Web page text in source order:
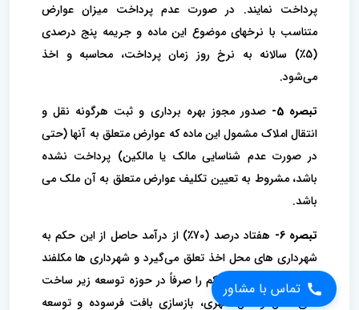
تماس با مشاور
پرداخت نمایند. در صورت عدم پرداخت میزان عوارض
متناسب با نرخهای موضوع این ماده و جریمه پنج درصدی
(5٪) سالانه به نرخ روز زمان پرداخت، محاسبه و اخذ
می‌شود.
تبصره 5-
صدور مجوز بهره برداری و ثبت هرگونه نقل و
انتقال املاک مشمول این ماده که عوارض متعلق به آنها (حتی
در صورت عدم شناسایی مالک یا مالکین) پرداخت نشده
باشد، مشروط به تعیین تکلیف عوارض متعلق به آن ملک می
باشد.
تبصره 6-
هفتاد درصد (70٪) از درآمد حاصل از این حکم به
شهرداری های محل اخذ تعلق می‌گیرد و شهرداری ها مکلفند
درآمد حاصل از این حکم را صرفاً در حوزه توسعه زیر ساخت
های حمل و نقل شهری، بازسازی بافت فرسوده و توسعه